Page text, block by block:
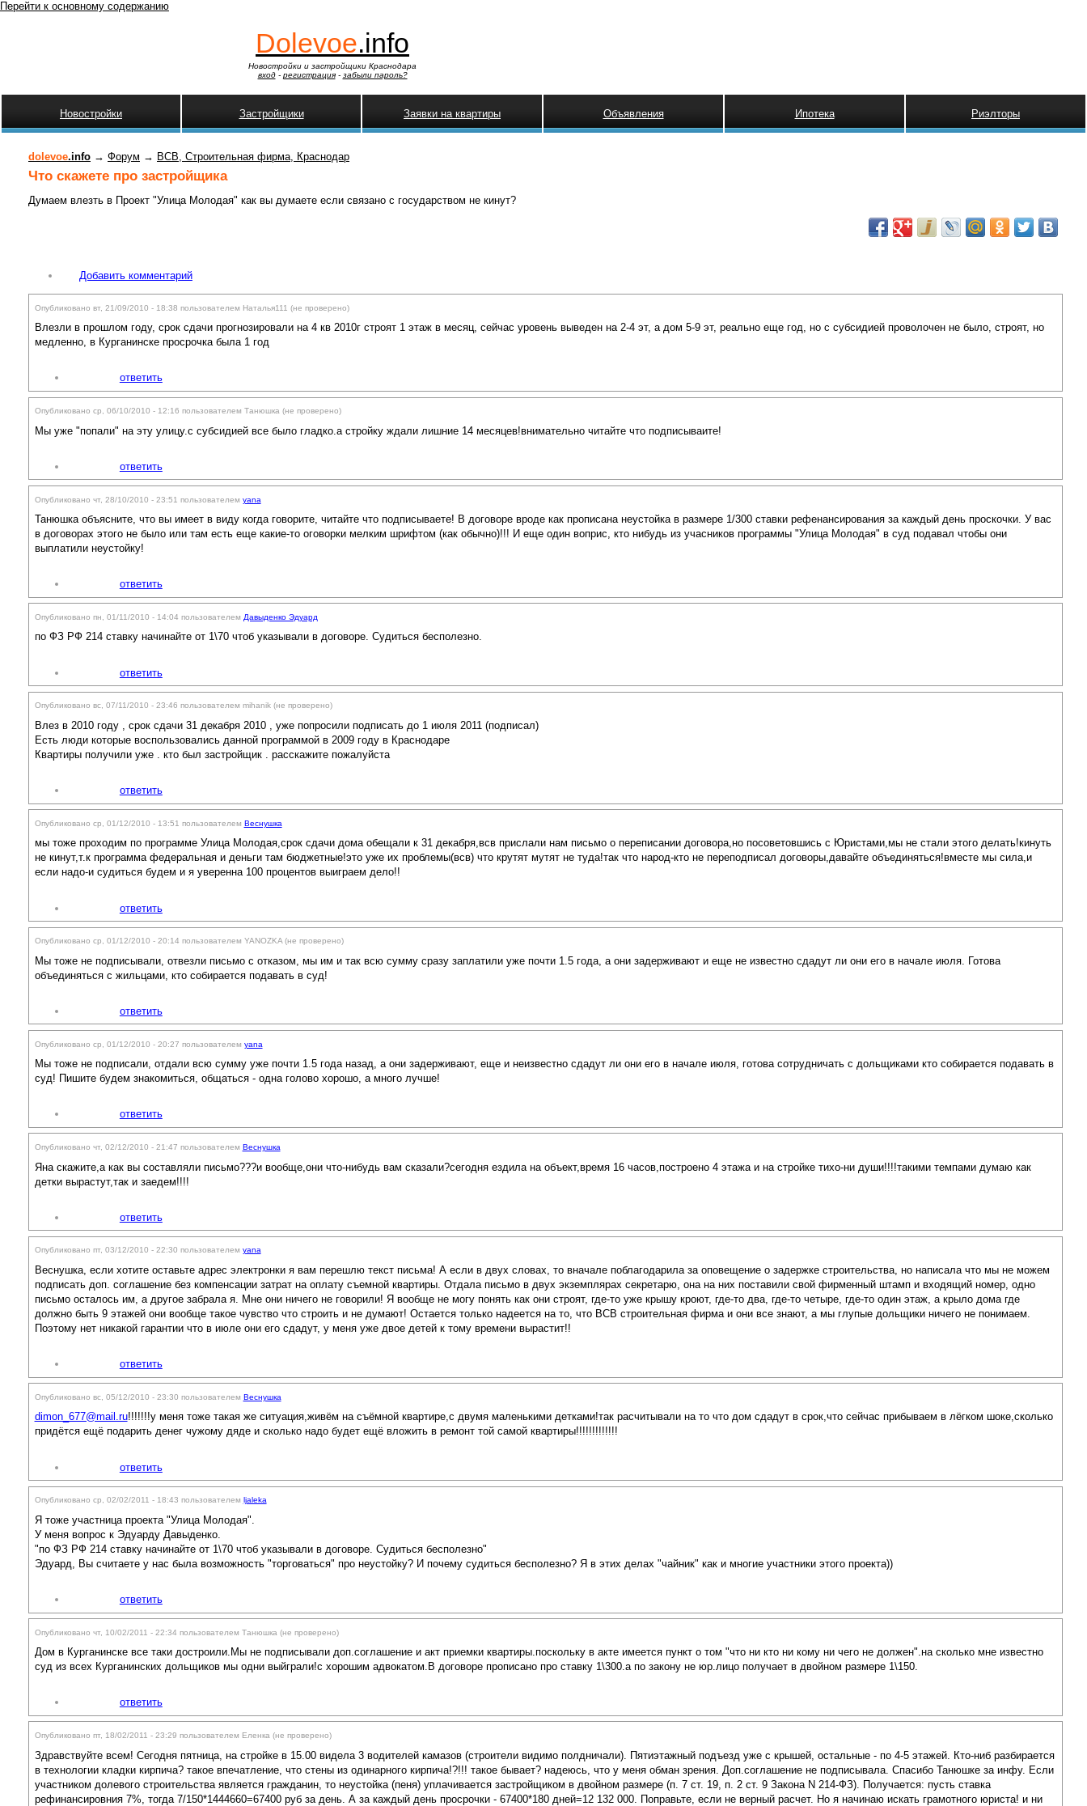
Перейти к основному содержанию
Dolevoe.info
Новостройки и застройщики Краснодара
вход- регистрация- забыли пароль?
Новостройки Застройщики Заявки на квартиры Объявления Ипотека Риэлторы
dolevoe.info → Форум → ВСВ, Строительная фирма, Краснодар
Что скажете про застройщика
Думаем влезть в Проект "Улица Молодая" как вы думаете если связано с государством не кинут?
Добавить комментарий
Опубликовано вт, 21/09/2010 - 18:38 пользователем Наталья111 (не проверено)
Влезли в прошлом году, срок сдачи прогнозировали на 4 кв 2010г строят 1 этаж в месяц, сейчас уровень выведен на 2-4 эт, а дом 5-9 эт, реально еще год, но с субсидией проволочен не было, строят, но
медленно, в Курганинске просрочка была 1 год
ответить
Опубликовано ср, 06/10/2010 - 12:16 пользователем Танюшка (не проверено)
Мы уже "попали" на эту улицу.с субсидией все было гладко.а стройку ждали лишние 14 месяцев!внимательно читайте что подписываите!
ответить
Опубликовано чт, 28/10/2010 - 23:51 пользователем yana
Танюшка объясните, что вы имеет в виду когда говорите, читайте что подписываете! В договоре вроде как прописана неустойка в размере 1/300 ставки рефенансирования за каждый день проскочки. У вас
в договорах этого не было или там есть еще какие-то оговорки мелким шрифтом (как обычно)!!! И еще один воприс, кто нибудь из учасников программы "Улица Молодая" в суд подавал чтобы они
выплатили неустойку!
ответить
Опубликовано пн, 01/11/2010 - 14:04 пользователем Давыденко Эдуард
по ФЗ РФ 214 ставку начинайте от 1\70 чтоб указывали в договоре. Судиться бесполезно.
ответить
Опубликовано вс, 07/11/2010 - 23:46 пользователем mihanik (не проверено)
Влез в 2010 году , срок сдачи 31 декабря 2010 , уже попросили подписать до 1 июля 2011 (подписал)
Есть люди которые воспользовались данной программой в 2009 году в Краснодаре
Квартиры получили уже . кто был застройщик . расскажите пожалуйста
ответить
Опубликовано ср, 01/12/2010 - 13:51 пользователем Веснушка
мы тоже проходим по программе Улица Молодая,срок сдачи дома обещали к 31 декабря,всв прислали нам письмо о переписании договора,но посоветовшись с Юристами,мы не стали этого делать!кинуть
не кинут,т.к программа федеральная и деньги там бюджетные!это уже их проблемы(всв) что крутят мутят не туда!так что народ-кто не переподписал договоры,давайте объединяться!вместе мы сила,и
если надо-и судиться будем и я уверенна 100 процентов выиграем дело!!
ответить
Опубликовано ср, 01/12/2010 - 20:14 пользователем YANOZKA (не проверено)
Мы тоже не подписывали, отвезли письмо с отказом, мы им и так всю сумму сразу заплатили уже почти 1.5 года, а они задерживают и еще не известно сдадут ли они его в начале июля. Готова
объединяться с жильцами, кто собирается подавать в суд!
ответить
Опубликовано ср, 01/12/2010 - 20:27 пользователем yana
Мы тоже не подписали, отдали всю сумму уже почти 1.5 года назад, а они задерживают, еще и неизвестно сдадут ли они его в начале июля, готова сотрудничать с дольщиками кто собирается подавать в
суд! Пишите будем знакомиться, общаться - одна голово хорошо, а много лучше!
ответить
Опубликовано чт, 02/12/2010 - 21:47 пользователем Веснушка
Яна скажите,а как вы составляли письмо???и вообще,они что-нибудь вам сказали?сегодня ездила на объект,время 16 часов,построено 4 этажа и на стройке тихо-ни души!!!!такими темпами думаю как
детки вырастут,так и заедем!!!!
ответить
Опубликовано пт, 03/12/2010 - 22:30 пользователем yana
Веснушка, если хотите оставьте адрес электронки я вам перешлю текст письма! А если в двух словах, то вначале поблагодарила за оповещение о задержке строительства, но написала что мы не можем
подписать доп. соглашение без компенсации затрат на оплату съемной квартиры. Отдала письмо в двух экземплярах секретарю, она на них поставили свой фирменный штамп и входящий номер, одно
письмо осталось им, а другое забрала я. Мне они ничего не говорили! Я вообще не могу понять как они строят, где-то уже крышу кроют, где-то два, где-то четыре, где-то один этаж, а крыло дома где
должно быть 9 этажей они вообще такое чувство что строить и не думают! Остается только надеется на то, что ВСВ строительная фирма и они все знают, а мы глупые дольщики ничего не понимаем.
Поэтому нет никакой гарантии что в июле они его сдадут, у меня уже двое детей к тому времени вырастит!!
ответить
Опубликовано вс, 05/12/2010 - 23:30 пользователем Веснушка
dimon_677@mail.ru!!!!!!!у меня тоже такая же ситуация,живём на съёмной квартире,с двумя маленькими детками!так расчитывали на то что дом сдадут в срок,что сейчас прибываем в лёгком шоке,сколько
придётся ещё подарить денег чужому дяде и сколько надо будет ещё вложить в ремонт той самой квартиры!!!!!!!!!!!!!
ответить
Опубликовано ср, 02/02/2011 - 18:43 пользователем ljaleka
Я тоже участница проекта "Улица Молодая".
У меня вопрос к Эдуарду Давыденко.
"по ФЗ РФ 214 ставку начинайте от 1\70 чтоб указывали в договоре. Судиться бесполезно"
Эдуард, Вы считаете у нас была возможность "торговаться" про неустойку? И почему судиться бесполезно? Я в этих делах "чайник" как и многие участники этого проекта))
ответить
Опубликовано чт, 10/02/2011 - 22:34 пользователем Танюшка (не проверено)
Дом в Курганинске все таки достроили.Мы не подписывали доп.соглашение и акт приемки квартиры.поскольку в акте имеется пункт о том "что ни кто ни кому ни чего не должен".на сколько мне известно
суд из всех Курганинских дольщиков мы одни выйграли!с хорошим адвокатом.В договоре прописано про ставку 1\300.а по закону не юр.лицо получает в двойном размере 1\150.
ответить
Опубликовано пт, 18/02/2011 - 23:29 пользователем Еленка (не проверено)
Здравствуйте всем! Сегодня пятница, на стройке в 15.00 видела 3 водителей камазов (строители видимо полдничали). Пятиэтажный подъезд уже с крышей, остальные - по 4-5 этажей. Кто-ниб разбирается
в технологии кладки кирпича? такое впечатление, что стены из одинарного кирпича!?!!! такое бывает? надеюсь, что у меня обман зрения. Доп.соглашение не подписывала. Спасибо Танюшке за инфу. Если
участником долевого строительства является гражданин, то неустойка (пеня) уплачивается застройщиком в двойном размере (п. 7 ст. 19, п. 2 ст. 9 Закона N 214-ФЗ). Получается: пусть ставка
рефинансировния 7%, тогда 7/150*1444660=67400 руб за день. А за каждый день просрочки - 67400*180 дней=12 132 000. Поправьте, если не верный расчет. Но я начинаю искать грамотного юриста! и ни